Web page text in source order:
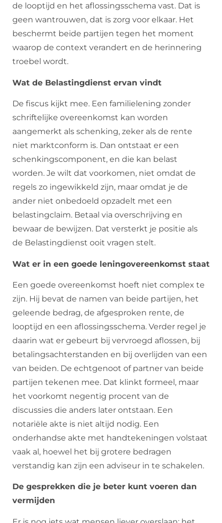
de looptijd en het aflossingsschema vast. Dat is
geen wantrouwen, dat is zorg voor elkaar. Het
beschermt beide partijen tegen het moment
waarop de context verandert en de herinnering
troebel wordt.
Wat de Belastingdienst ervan vindt
De fiscus kijkt mee. Een familielening zonder
schriftelijke overeenkomst kan worden
aangemerkt als schenking, zeker als de rente
niet marktconform is. Dan ontstaat er een
schenkingscomponent, en die kan belast
worden. Je wilt dat voorkomen, niet omdat de
regels zo ingewikkeld zijn, maar omdat je de
ander niet onbedoeld opzadelt met een
belastingclaim. Betaal via overschrijving en
bewaar de bewijzen. Dat versterkt je positie als
de Belastingdienst ooit vragen stelt.
Wat er in een goede leningovereenkomst staat
Een goede overeenkomst hoeft niet complex te
zijn. Hij bevat de namen van beide partijen, het
geleende bedrag, de afgesproken rente, de
looptijd en een aflossingsschema. Verder regel je
daarin wat er gebeurt bij vervroegd aflossen, bij
betalingsachterstanden en bij overlijden van een
van beiden. De echtgenoot of partner van beide
partijen tekenen mee. Dat klinkt formeel, maar
het voorkomt negentig procent van de
discussies die anders later ontstaan. Een
notariële akte is niet altijd nodig. Een
onderhandse akte met handtekeningen volstaat
vaak al, hoewel het bij grotere bedragen
verstandig kan zijn een adviseur in te schakelen.
De gesprekken die je beter kunt voeren dan
vermijden